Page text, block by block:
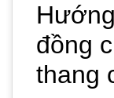
đồng
thang